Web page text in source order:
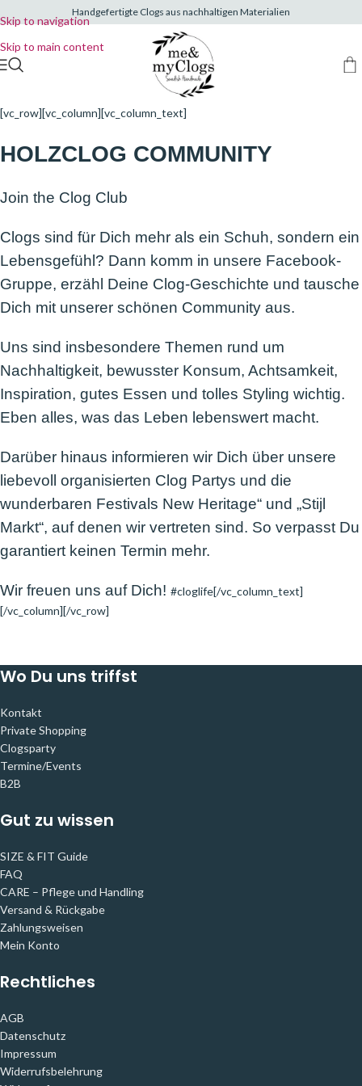
Skip to navigation
Skip to main content
Handgefertigte Clogs aus nachhaltigen Materialien
[vc_row][vc_column][vc_column_text]
HOLZCLOG COMMUNITY
Join the Clog Club
Clogs sind für Dich mehr als ein Schuh, sondern ein
Lebensgefühl? Dann komm in unsere Facebook-
Gruppe, erzähl Deine Clog-Geschichte und tausche
Dich mit unserer schönen Community aus.
Uns sind insbesondere Themen rund um
Nachhaltigkeit, bewusster Konsum, Achtsamkeit,
Inspiration, gutes Essen und tolles Styling wichtig.
Eben alles, was das Leben lebenswert macht.
Darüber hinaus informieren wir Dich über unsere
liebevoll organisierten Clog Partys und die
wunderbaren Festivals New Heritage“ und „Stijl
Markt“, auf denen wir vertreten sind. So verpasst Du
garantiert keinen Termin mehr.
Wir freuen uns auf Dich! #cloglife[/vc_column_text]
[/vc_column][/vc_row]
Wo Du uns triffst
Kontakt
Private Shopping
Clogsparty
Termine/Events
B2B
Gut zu wissen
SIZE & FIT Guide
FAQ
CARE – Pflege und Handling
Versand & Rückgabe
Zahlungsweisen
Mein Konto
Rechtliches
AGB
Datenschutz
Impressum
Widerrufsbelehrung